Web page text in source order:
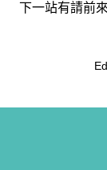
下一站有請前